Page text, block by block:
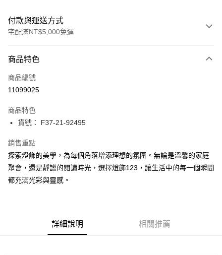
付款與運送方式
宅配滿NT$5,000免運
信用卡一次付款
LINE Pay
街口支付
悠遊付
Google Pay
全盈+PAY
AFTEE先享後付是「在收到商品之後才付款」的支付方式。 讓您購物簡單
商品特色
商品編號
11099025
商品特色
貨號： F37-21-92495
銷售重點
探索燈飾的美學，為每個角落增添理想的氛圍。無論是溫馨的家庭
聚會，還是靜謐的閱讀時光，選擇燈飾123，讓生活中的每一個瞬間
都充滿光彩與靈感。
詳細說明 相關推薦